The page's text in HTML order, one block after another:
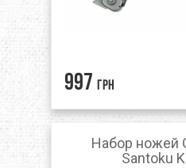
997 грн
Набор ножей
Santoku